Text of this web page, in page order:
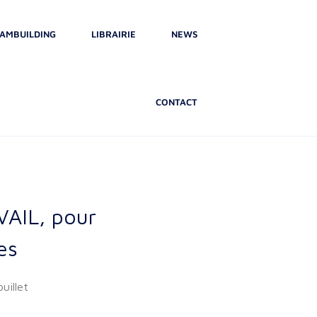
LIBRAIRIE NEWS
CONTACT
pour